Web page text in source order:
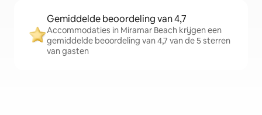
Gemiddelde beoordeling van 4,7
Accommodaties in Miramar Beach krijgen een
gemiddelde beoordeling van 4,7 van de 5 sterren
van gasten